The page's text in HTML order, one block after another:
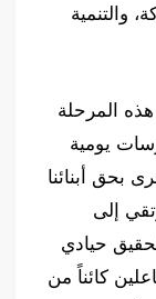
والتنمية
المرحلة
يومية
بحق أبنائنا
إلى
حيادي
كائناً من